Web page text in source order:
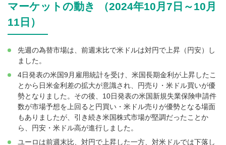
マーケットの動き （2024年10月7日～10月
11日）
先週の為替市場は、前週末比で米ドルは対円で上昇（円安）し
ました。
4日発表の米国9月雇用統計を受け、米国長期金利が上昇したこ
とから日米金利差の拡大が意識され、円売り・米ドル買いが優
勢となりました。その後、10日発表の米国新規失業保険申請件
数が市場予想を上回ると円買い・米ドル売りが優勢となる場面
もありましたが、引き続き米国株式市場が堅調だったことか
ら、円安・米ドル高が進行しました。
ユーロは前週末比、対円で上昇した一方、対米ドルでは下落し